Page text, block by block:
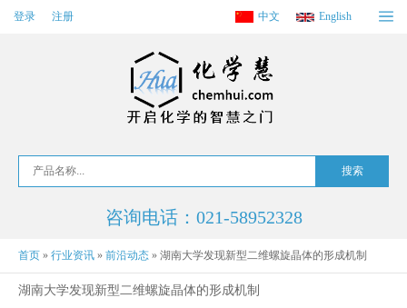
登录 注册 中文 English
咨询电话：021-58952328
首页 » 行业资讯 » 前沿动态 » 湖南大学发现新型二维螺旋晶体的形成机制
湖南大学发现新型二维螺旋晶体的形成机制